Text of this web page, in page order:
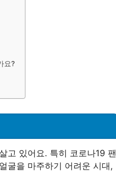
요?
고 있어요. 특히 코로나19 팬
굴을 마주하기 어려운 시대,